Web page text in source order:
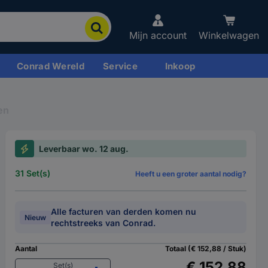
Mijn account Winkelwagen
Conrad Wereld Service Inkoop
Leverbaar wo. 12 aug.
31 Set(s) Heeft u een groter aantal nodig?
Nieuw
Alle facturen van derden komen nu
rechtstreeks van Conrad.
Aantal
Set(s)
Totaal (€ 152,88 / Stuk)